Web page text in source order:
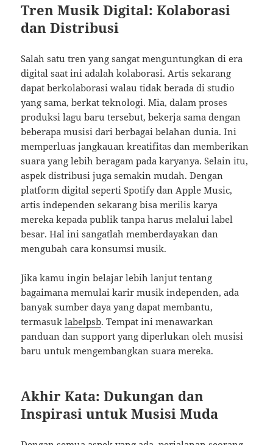
Tren Musik Digital: Kolaborasi
dan Distribusi
Salah satu tren yang sangat menguntungkan di era
digital saat ini adalah kolaborasi. Artis sekarang
dapat berkolaborasi walau tidak berada di studio
yang sama, berkat teknologi. Mia, dalam proses
produksi lagu baru tersebut, bekerja sama dengan
beberapa musisi dari berbagai belahan dunia. Ini
memperluas jangkauan kreatifitas dan memberikan
suara yang lebih beragam pada karyanya. Selain itu,
aspek distribusi juga semakin mudah. Dengan
platform digital seperti Spotify dan Apple Music,
artis independen sekarang bisa merilis karya
mereka kepada publik tanpa harus melalui label
besar. Hal ini sangatlah memberdayakan dan
mengubah cara konsumsi musik.
Jika kamu ingin belajar lebih lanjut tentang
bagaimana memulai karir musik independen, ada
banyak sumber daya yang dapat membantu,
termasuklabelpsb. Tempat ini menawarkan
panduan dan support yang diperlukan oleh musisi
baru untuk mengembangkan suara mereka.
Akhir Kata: Dukungan dan
Inspirasi untuk Musisi Muda